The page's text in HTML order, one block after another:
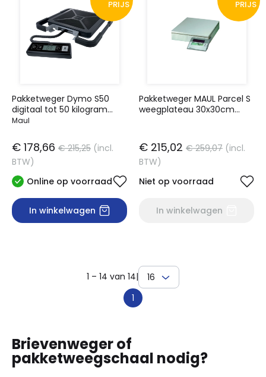
PRIJS
Pakketweger Dymo S50
digitaal tot 50 kilogram
zwart
Maul
€ 178,66 € 215,25 (incl.
BTW)
Online op voorraad
In winkelwagen
PRIJS
Pakketweger MAUL Parcel S
weegplateau 30x30cm
€ 215,02 € 259,07 (incl.
BTW)
Niet op voorraad
In winkelwagen
1 – 14 van 14|
16
1
Brievenweger of
pakketweegschaal nodig?